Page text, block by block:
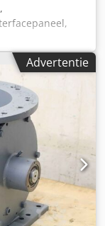
H Rrex
afkomstig uit
helaas
H445 mm -
Advertentie